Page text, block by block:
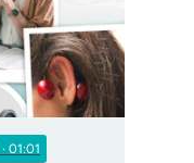
· 01:01